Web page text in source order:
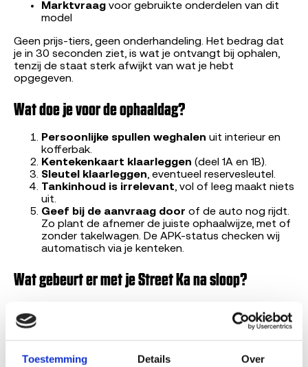
Toestemming Details Over
Marktvraag voor gebruikte onderdelen van dit
model
Geen prijs-tiers, geen onderhandeling. Het bedrag dat
je in 30 seconden ziet, is wat je ontvangt bij ophalen,
tenzij de staat sterk afwijkt van wat je hebt
opgegeven.
Wat doe je voor de ophaaldag?
Persoonlijke spullen weghalen uit interieur en
kofferbak.
Kentekenkaart klaarleggen (deel 1A en 1B).
Sleutel klaarleggen, eventueel reservesleutel.
Tankinhoud is irrelevant, vol of leeg maakt niets
uit.
Geef bij de aanvraag door of de auto nog rijdt.
Zo plant de afnemer de juiste ophaalwijze, met of
zonder takelwagen. De APK-status checken wij
automatisch via je kenteken.
Wat gebeurt er met je Street Ka na sloop?
Street Ka volgens strikte richtlijnen. Bruikbare
onderdelen zoals koppelingen, motoren, katalysatoren
andere Street Ka's een tweede leven. Van het overige